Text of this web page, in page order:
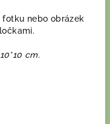
nebo obrázek
cm.